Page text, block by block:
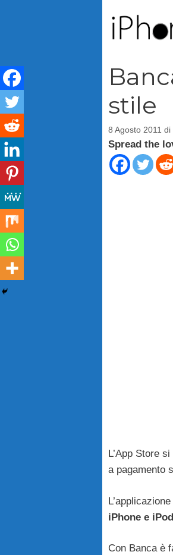
stile
8 Agosto 2011 di
Spread the
L’App Store
a pagamento
iPhone e
Con Banca è